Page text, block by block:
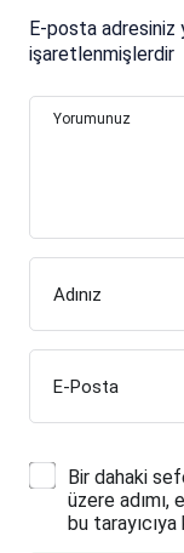
E-posta adresiniz
işaretlenmişlerdir
Yorumunuz
Adınız
E-Posta
Bir dahaki
üzere
bu